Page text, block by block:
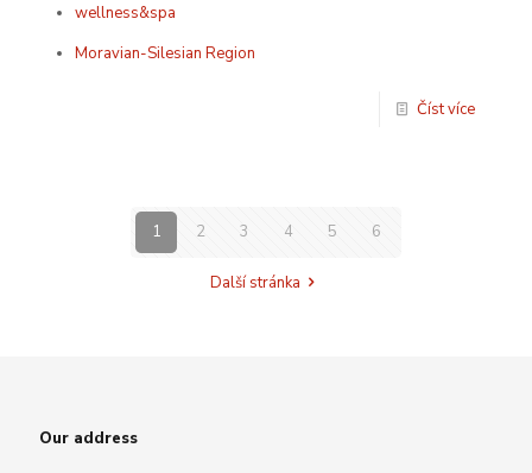
wellness&spa
Moravian-Silesian Region
Číst více
1 2 3 4 5 6
Další stránka
Our address